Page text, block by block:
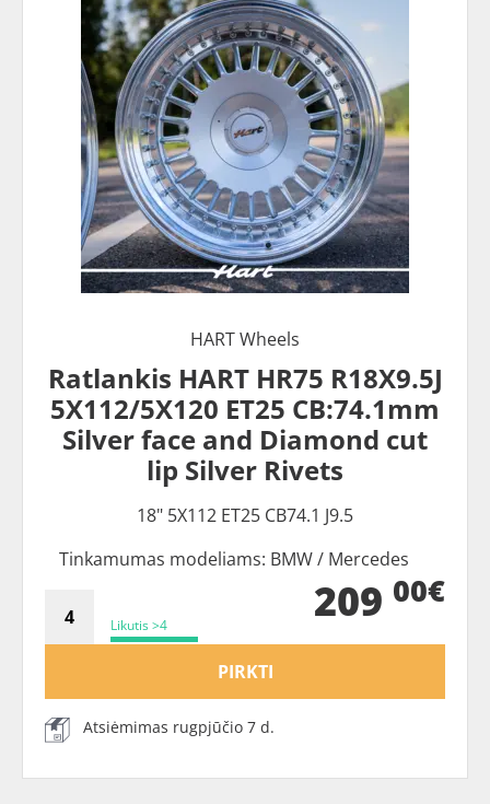
HART Wheels
Ratlankis HART HR75 R18X9.5J
5X112/5X120 ET25 CB:74.1mm
Silver face and Diamond cut
lip Silver Rivets
18" 5X112 ET25 CB74.1 J9.5
Tinkamumas modeliams: BMW / Mercedes
Likutis >4 209 00€
PIRKTI
Atsiėmimas rugpjūčio 7 d.